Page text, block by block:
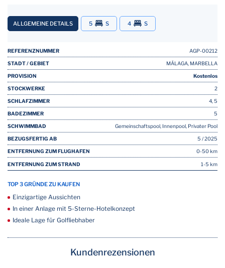
ALLGEMEINE DETAILS 5 S 4 S
REFERENZNUMMER AGP-00212
STADT / GEBIET MÁLAGA, MARBELLA
PROVISION Kostenlos
STOCKWERKE 2
SCHLAFZIMMER 4, 5
BADEZIMMER 5
SCHWIMMBAD Gemeinschaftspool, Innenpool, Privater Pool
BEZUGSFERTIG AB 5 / 2025
ENTFERNUNG ZUM FLUGHAFEN 0-50 km
ENTFERNUNG ZUM STRAND 1-5 km
TOP 3 GRÜNDE ZU KAUFEN
Einzigartige Aussichten
In einer Anlage mit 5-Sterne-Hotelkonzept
Ideale Lage für Golfliebhaber
Kundenrezensionen